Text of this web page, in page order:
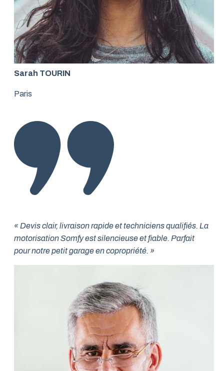
Sarah TOURIN
Paris
« Devis clair, livraison rapide et techniciens qualifiés. La
motorisation Somfy est silencieuse et fiable. Parfait
pour notre petit garage en copropriété. »